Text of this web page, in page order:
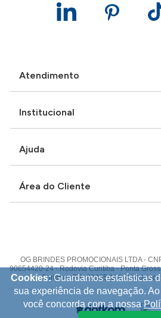
Atendimento
Institucional
Ajuda
Área do Cliente
OG BRINDES PROMOCIONAIS LTDA -
90654420-24 - Rodovia Curitiba - Ponta
Curitiba - PR, 82305-100 © Todos
Cookies:Guardamos estatísticas
sua experiência de navegação.
você concorda com a nossa